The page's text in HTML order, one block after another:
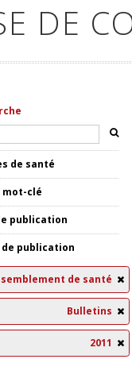
DE
de santé
mot-clé
publication
de publication
de santé
Bulletins
2011